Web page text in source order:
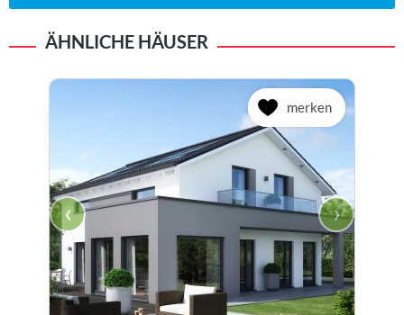
ÄHNLICHE HÄUSER
merken
‹ ›